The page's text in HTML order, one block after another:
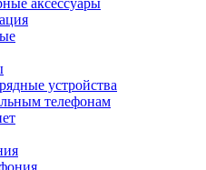
аксессуары
устройства
телефонам